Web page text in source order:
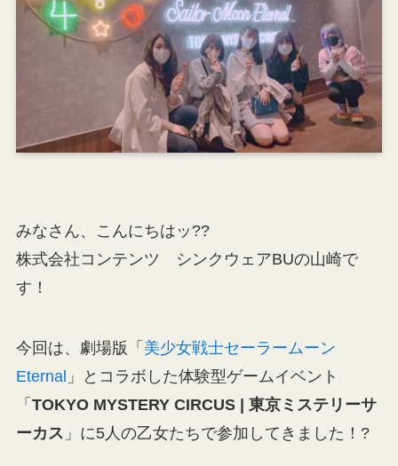
みなさん、こんにちはッ??
株式会社コンテンツ シンクウェアBUの山崎で
す！
今回は、劇場版「 美少女戦士セーラームーン
Eternal 」とコラボした体験型ゲームイベント
「 TOKYO MYSTERY CIRCUS | 東京ミステリーサ
ーカス 」に5人の乙女たちで参加してきました！?